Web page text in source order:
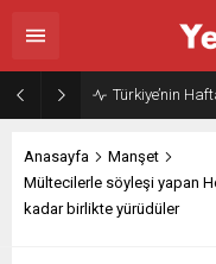
Türkiye’nin
Anasayfa
Manşet
Mültecilerle söyleşi yapan
kadar birlikte yürüdüler